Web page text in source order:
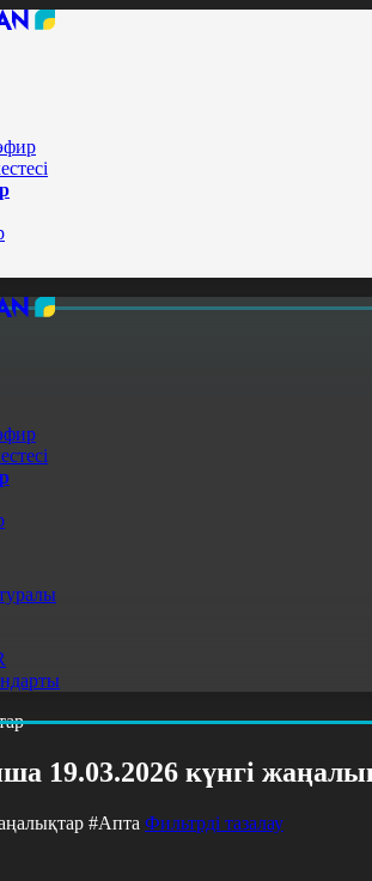
19.03.2026 күнгі
#Апта Фильтрді тазалау